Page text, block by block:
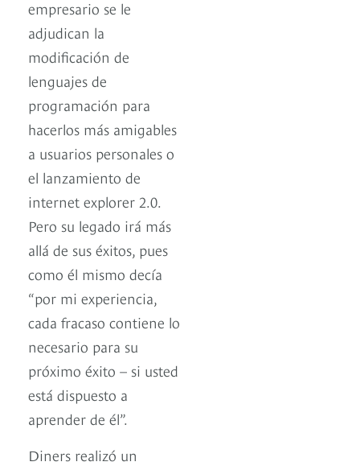
empresario se le
adjudican la
modificación de
lenguajes de
programación para
hacerlos más amigables
a usuarios personales o
el lanzamiento de
internet explorer 2.0.
Pero su legado irá más
allá de sus éxitos, pues
como él mismo decía
“por mi experiencia,
cada fracaso contiene lo
necesario para su
próximo éxito – si usted
está dispuesto a
aprender de él”.
Diners realizó un